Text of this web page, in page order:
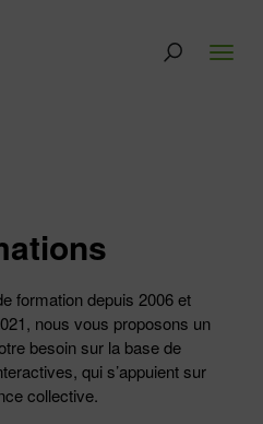
formation depuis 2006 et
nous vous proposons un
besoin sur la base de
qui s’appuient sur
collective.